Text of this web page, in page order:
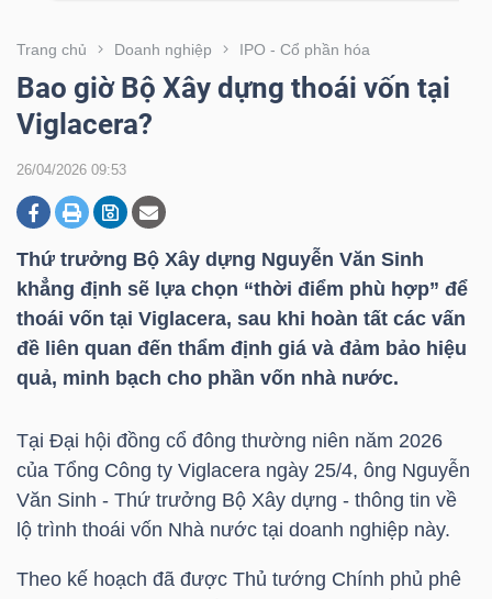
Trang chủ Doanh nghiệp IPO - Cổ phần hóa
Bao giờ Bộ Xây dựng thoái vốn tại
Viglacera?
26/04/2026 09:53
Thứ trưởng Bộ Xây dựng Nguyễn Văn Sinh
khẳng định sẽ lựa chọn “thời điểm phù hợp” để
thoái vốn tại Viglacera, sau khi hoàn tất các vấn
đề liên quan đến thẩm định giá và đảm bảo hiệu
quả, minh bạch cho phần vốn nhà nước.
Tại Đại hội đồng cổ đông thường niên năm 2026
của Tổng Công ty Viglacera ngày 25/4, ông Nguyễn
Văn Sinh - Thứ trưởng Bộ Xây dựng - thông tin về
lộ trình thoái vốn Nhà nước tại doanh nghiệp này.
Theo kế hoạch đã được Thủ tướng Chính phủ phê
VIETSTOCK
CHỨNG
DOANH
NGHIỆP
SẢN
CHÍNH